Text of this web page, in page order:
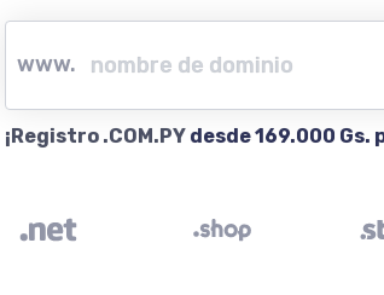
www.
¡Registro .COM.PY desde 169.000 Gs.